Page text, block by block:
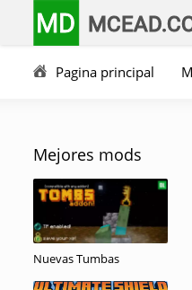
MD
Pagina principal
Mejores mods
Nuevas Tumbas